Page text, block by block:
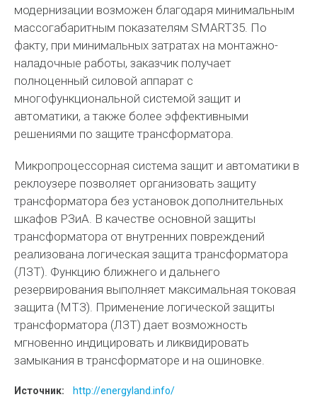
модернизации возможен благодаря минимальным
массогабаритным показателям SMART35. По
факту, при минимальных затратах на монтажно-
наладочные работы, заказчик получает
полноценный силовой аппарат с
многофункциональной системой защит и
автоматики, а также более эффективными
решениями по защите трансформатора.
Микропроцессорная система защит и автоматики в
реклоузере позволяет организовать защиту
трансформатора без установок дополнительных
шкафов РЗиА. В качестве основной защиты
трансформатора от внутренних повреждений
реализована логическая защита трансформатора
(ЛЗТ). Функцию ближнего и дальнего
резервирования выполняет максимальная токовая
защита (МТЗ). Применение логической защиты
трансформатора (ЛЗТ) дает возможность
мгновенно индицировать и ликвидировать
замыкания в трансформаторе и на ошиновке.
Источник: http://energyland.info/